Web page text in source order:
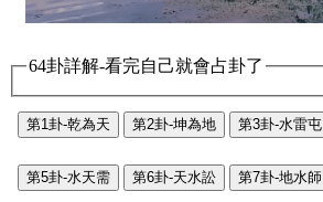
64卦詳解-看完自己就會占卦了
第1卦-乾為天 第2卦-坤為地 第3卦-水雷屯
第5卦-水天需 第6卦-天水訟 第7卦-地水師